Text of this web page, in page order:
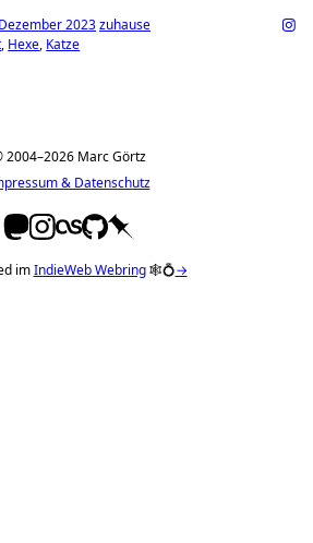
2023zuhause
Hexe Katze
2004–2026 Marc Görtz
& Datenschutz
imIndieWeb Webring🕸💍→